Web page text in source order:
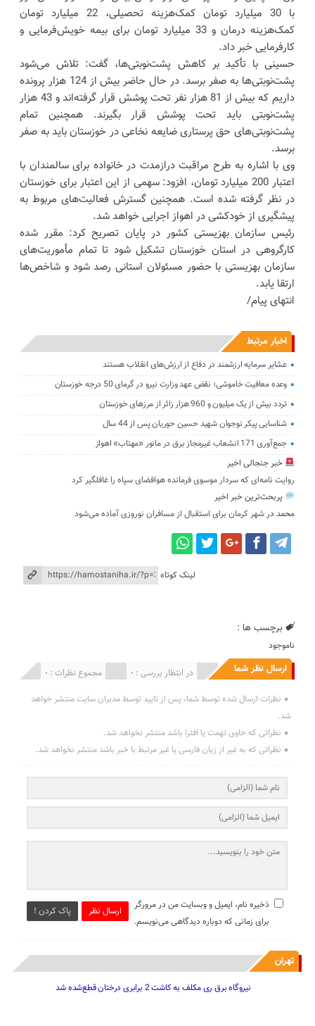
با 30 میلیارد تومان کمک‌هزینه تحصیلی، 22 میلیارد تومان
کمک‌هزینه درمان و 33 میلیارد تومان برای بیمه خویش‌فرمایی و
کارفرمایی خبر داد.
حسینی با تأکید بر کاهش پشت‌نوبتی‌ها، گفت: تلاش می‌شود
پشت‌نوبتی‌ها به صفر برسد. در حال حاضر بیش از 124 هزار پرونده
داریم که بیش از 81 هزار نفر تحت پوشش قرار گرفته‌اند و 43 هزار
پشت‌نوبتی باید تحت پوشش قرار بگیرند. همچنین تمام
پشت‌نوبتی‌های حق پرستاری ضایعه نخاعی در خوزستان باید به صفر
برسد.
وی با اشاره به طرح مراقبت درازمدت در خانواده برای سالمندان با
اعتبار 200 میلیارد تومان، افزود: سهمی از این اعتبار برای خوزستان
در نظر گرفته شده است. همچنین گسترش فعالیت‌های مربوط به
پیشگیری از خودکشی در اهواز اجرایی خواهد شد.
رئیس سازمان بهزیستی کشور در پایان تصریح کرد: مقرر شده
کارگروهی در استان خوزستان تشکیل شود تا تمام مأموریت‌های
سازمان بهزیستی با حضور مسئولان استانی رصد شود و شاخص‌ها
ارتقا یابد.
انتهای پیام/
اخبار مرتبط
عشایر سرمایه ارزشمند در دفاع از ارزش‌های انقلاب هستند
وعده معافیت خاموشی؛ نقض عهد وزارت نیرو در گرمای 50 درجه خوزستان
تردد بیش از یک میلیون و 960 هزار زائر از مرزهای خوزستان
شناسایی پیکر نوجوان شهید حسین حوریان پس از 44 سال
جمع‌آوری 171 انشعاب غیرمجاز برق در مانور «مهتاب» اهواز
خبر جنجالی اخیر
روایت نامه‌ای که سردار موسوی فرمانده هوافضای سپاه را غافلگیر کرد
پربحث‌ترین خبر اخیر
محمد درشهر کرمان برای استقبال از مسافران نوروزی آماده می‌شود
لینک کوتاه
برچسب ها :
ناموجود
ارسال نظر شما مجموع نظرات : 0 در انتظار بررسی : 0 انتشار یافته : 0
نظرات ارسال شده توسط شما، پس از تایید توسط مدیران سایت منتشر خواهد
شد.
نظراتی که حاوی تهمت یا افترا باشد منتشر نخواهد شد.
نظراتی که به غیر از زبان فارسی یا غیر مرتبط با خبر باشد منتشر نخواهد شد.
ارسال نظر پاک کردن !
ذخیره نام، ایمیل و وبسایت من در مرورگر
برای زمانی که دوباره دیدگاهی می‌نویسم.
تهران
نیروگاه برق ری مکلف به کاشت 2 برابری درختان قطع‌شده شد